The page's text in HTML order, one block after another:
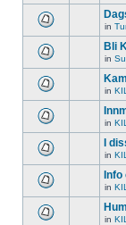
in
Bli
in
in KIL
in KIL
I
in KIL
in KIL
in KIL